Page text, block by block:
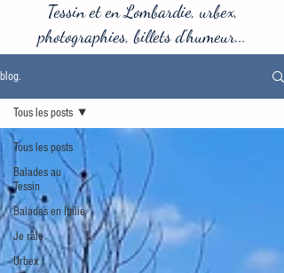
Tessin et en Lombardie, urbex,
photographies, billets d'humeur...
blog.
Tous les posts
Balades au
Tessin
Balades en Italie
Je râle
Urbex
Tous les posts